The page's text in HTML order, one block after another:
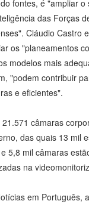
fontes, é "ampliar o
das Forças
Cláudio Castro
os "planeamentos
modelos mais
"podem contribuir
e eficientes".
câmaras
das quais 13 mil
5,8 mil câmaras
na
em Português,